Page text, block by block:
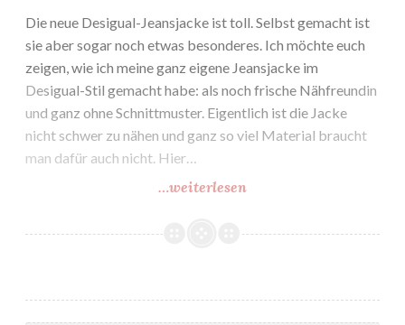
Die neue Desigual-Jeansjacke ist toll. Selbst gemacht ist
sie aber sogar noch etwas besonderes. Ich möchte euch
zeigen, wie ich meine ganz eigene Jeansjacke im
Desigual-Stil gemacht habe: als noch frische Nähfreundin
und ganz ohne Schnittmuster. Eigentlich ist die Jacke
nicht schwer zu nähen und ganz so viel Material braucht
man dafür auch nicht. Hier…
…weiterlesen
Desigual-